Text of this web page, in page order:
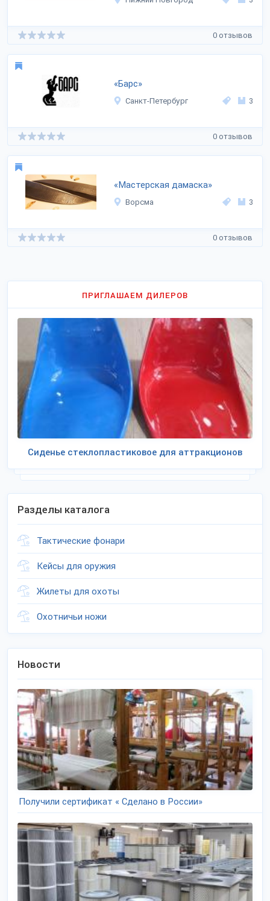
0 отзывов
«Барс»
Санкт-Петербург 3
0 отзывов
«Мастерская дамаска»
Ворсма 3
0 отзывов
ПРИГЛАШАЕМ ДИЛЕРОВ
Сиденье стеклопластиковое для аттракционов
Разделы каталога
Тактические фонари
Кейсы для оружия
Жилеты для охоты
Охотничьи ножи
Новости
Получили сертификат « Сделано в России»